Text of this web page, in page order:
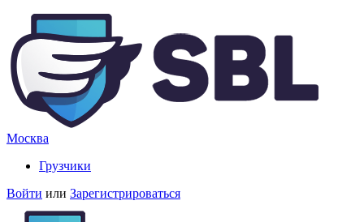
Москва
Грузчики
Войти или Зарегистрироваться